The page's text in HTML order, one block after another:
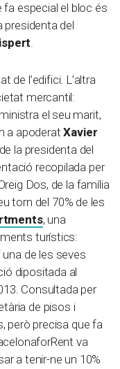
fa especial el bloc és
presidenta del
.
de l’edifici. L’altra
mercantil:
el seu marit,
a apoderatXavier
la presidenta del
recopilada per
Dos, de la família
torn del 70% de les
, una
turístics:
i una de les seves
dipositada al
Consultada per
de pisos i
però precisa que fa
va
a tenir-ne un 10%